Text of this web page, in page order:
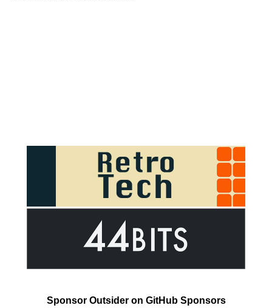
Sponsor Outsider on GitHub Sponsors